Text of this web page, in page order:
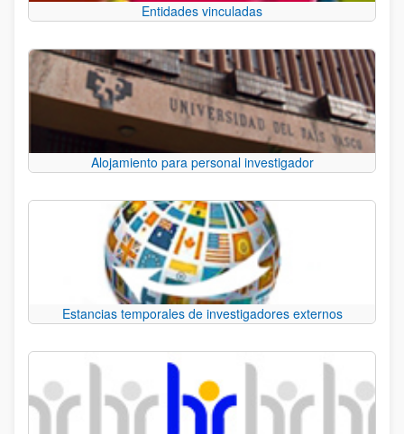
Entidades vinculadas
Alojamiento para personal investigador
Estancias temporales de investigadores externos